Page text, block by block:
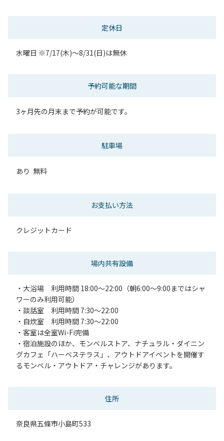
定休日
水曜日 ※7/17(木)～8/31(日)は無休
予約可能な期間
3ヶ月先の月末まで予約が可能です。
駐車場
あり 無料
お支払い方法
クレジットカード
場内共有設備
・大浴場 利用時間 18:00～22:00（朝6:00～9:00まではシャ
ワーのみ利用可能）
・談話室 利用時間 7:30～22:00
・自炊室 利用時間 7:30～22:00
・客室は全室Wi-Fi完備
・宿泊施設のほか、モンベルストア、ナチュラル・ダイニン
グカフェ「ハーベステラス」、アウトドアイベントを開催す
るモンベル・アウトドア・チャレンジがあります。
住所
奈良県五條市小島町533